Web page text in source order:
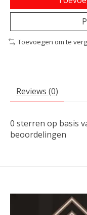
Toevoegen om te
Reviews (0)
0 sterren op basis
beoordelingen